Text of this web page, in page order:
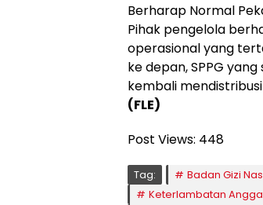
Berharap Normal
Pihak pengelola
operasional yang
ke depan, SPPG
kembali
(FLE)
Post Views: 448
Tag: Badan Gizi
Keterlambatan